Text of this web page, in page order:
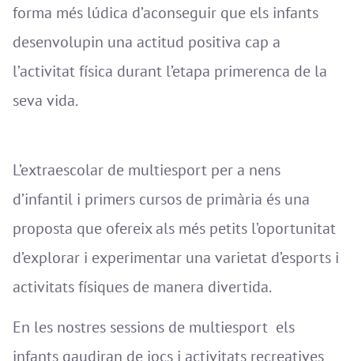
forma més lúdica d’aconseguir que els infants
desenvolupin una actitud positiva cap a
l’activitat física durant l’etapa primerenca de la
seva vida.
L’extraescolar de multiesport per a nens
d’infantil i primers cursos de primària és una
proposta que ofereix als més petits l’oportunitat
d’explorar i experimentar una varietat d’esports i
activitats físiques de manera divertida.
En les nostres sessions de multiesport els
infants gaudiran de jocs i activitats recreatives